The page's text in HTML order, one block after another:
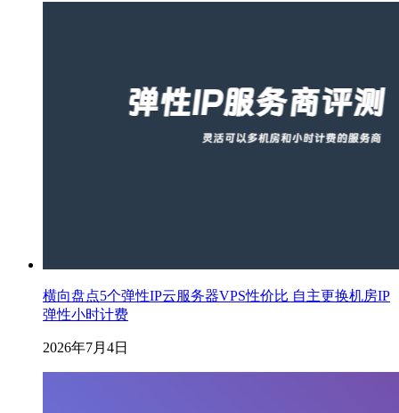
横向盘点5个弹性IP云服务器VPS性价比 自主更换机房IP
弹性小时计费
2026年7月4日